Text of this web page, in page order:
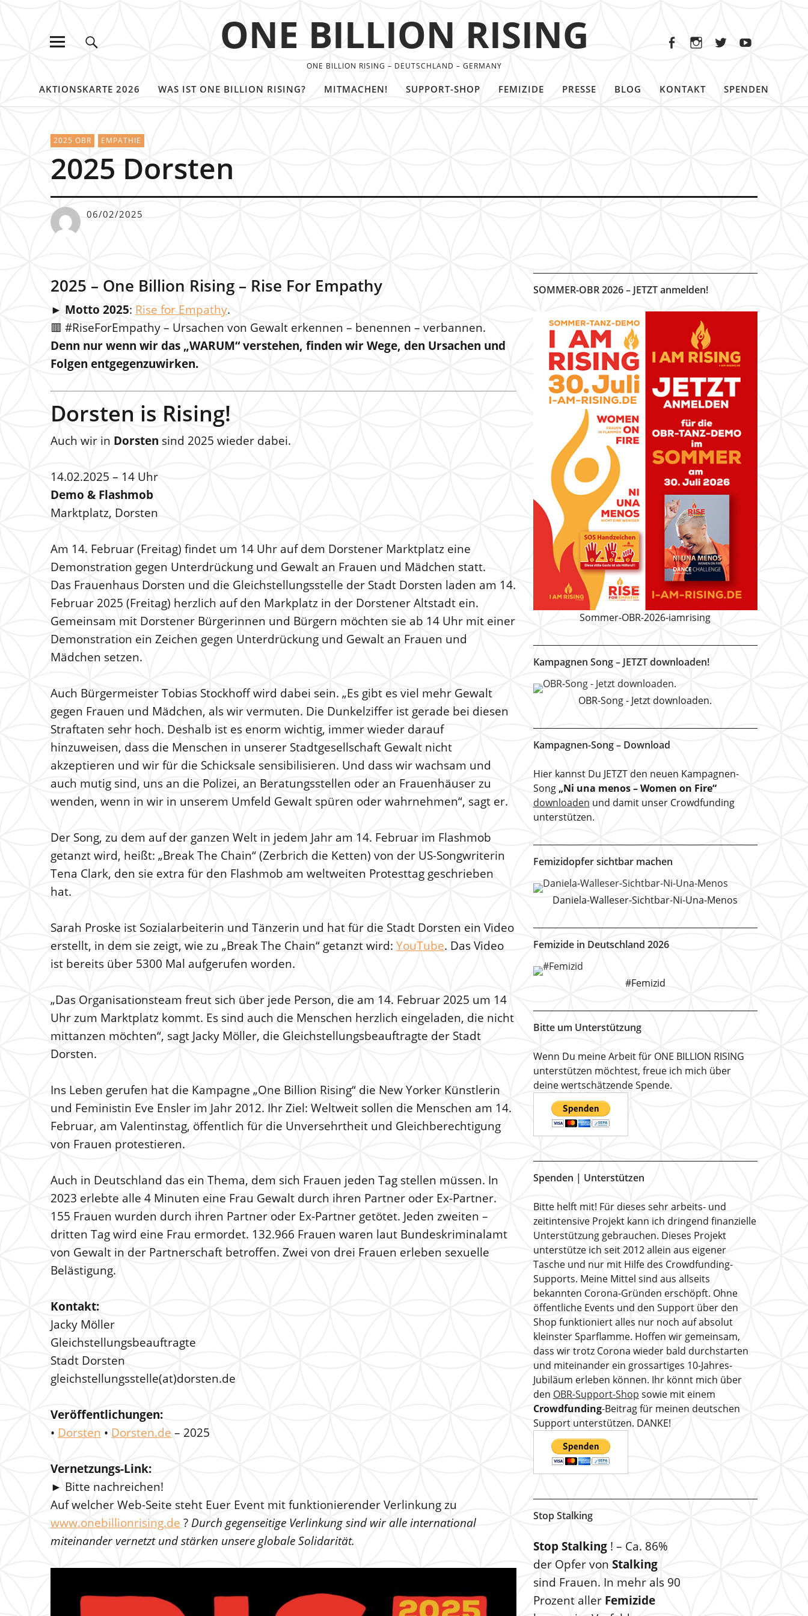
ONE BILLION RISING
ONE BILLION RISING – DEUTSCHLAND – GERMANY
AKTIONSKARTE 2026 WAS IST ONE BILLION RISING? MITMACHEN! SUPPORT-SHOP FEMIZIDE PRESSE BLOG KONTAKT SPENDEN
2025 OBR EMPATHIE
2025 Dorsten
06/02/2025
2025 – One Billion Rising – Rise For Empathy
► Motto 2025: Rise for Empathy.
🟥 #RiseForEmpathy – Ursachen von Gewalt erkennen – benennen – verbannen.
Denn nur wenn wir das „WARUM“ verstehen, finden wir Wege, den Ursachen und
Folgen entgegenzuwirken.
Dorsten is Rising!
Auch wir in Dorsten sind 2025 wieder dabei.
14.02.2025 – 14 Uhr
Demo & Flashmob
Marktplatz, Dorsten
Am 14. Februar (Freitag) findet um 14 Uhr auf dem Dorstener Marktplatz eine
Demonstration gegen Unterdrückung und Gewalt an Frauen und Mädchen statt.
Das Frauenhaus Dorsten und die Gleichstellungsstelle der Stadt Dorsten laden am 14.
Februar 2025 (Freitag) herzlich auf den Markplatz in der Dorstener Altstadt ein.
Gemeinsam mit Dorstener Bürgerinnen und Bürgern möchten sie ab 14 Uhr mit einer
Demonstration ein Zeichen gegen Unterdrückung und Gewalt an Frauen und
Mädchen setzen.
Auch Bürgermeister Tobias Stockhoff wird dabei sein. „Es gibt es viel mehr Gewalt
gegen Frauen und Mädchen, als wir vermuten. Die Dunkelziffer ist gerade bei diesen
Straftaten sehr hoch. Deshalb ist es enorm wichtig, immer wieder darauf
hinzuweisen, dass die Menschen in unserer Stadtgesellschaft Gewalt nicht
akzeptieren und wir für die Schicksale sensibilisieren. Und dass wir wachsam und
auch mutig sind, uns an die Polizei, an Beratungsstellen oder an Frauenhäuser zu
wenden, wenn in wir in unserem Umfeld Gewalt spüren oder wahrnehmen“, sagt er.
Der Song, zu dem auf der ganzen Welt in jedem Jahr am 14. Februar im Flashmob
getanzt wird, heißt: „Break The Chain“ (Zerbrich die Ketten) von der US-Songwriterin
Tena Clark, den sie extra für den Flashmob am weltweiten Protesttag geschrieben
hat.
Sarah Proske ist Sozialarbeiterin und Tänzerin und hat für die Stadt Dorsten ein Video
erstellt, in dem sie zeigt, wie zu „Break The Chain“ getanzt wird: YouTube. Das Video
ist bereits über 5300 Mal aufgerufen worden.
„Das Organisationsteam freut sich über jede Person, die am 14. Februar 2025 um 14
Uhr zum Marktplatz kommt. Es sind auch die Menschen herzlich eingeladen, die nicht
mittanzen möchten“, sagt Jacky Möller, die Gleichstellungsbeauftragte der Stadt
Dorsten.
Ins Leben gerufen hat die Kampagne „One Billion Rising“ die New Yorker Künstlerin
und Feministin Eve Ensler im Jahr 2012. Ihr Ziel: Weltweit sollen die Menschen am 14.
Februar, am Valentinstag, öffentlich für die Unversehrtheit und Gleichberechtigung
von Frauen protestieren.
Auch in Deutschland das ein Thema, dem sich Frauen jeden Tag stellen müssen. In
2023 erlebte alle 4 Minuten eine Frau Gewalt durch ihren Partner oder Ex-Partner.
155 Frauen wurden durch ihren Partner oder Ex-Partner getötet. Jeden zweiten –
dritten Tag wird eine Frau ermordet. 132.966 Frauen waren laut Bundeskriminalamt
von Gewalt in der Partnerschaft betroffen. Zwei von drei Frauen erleben sexuelle
Belästigung.
Kontakt:
Jacky Möller
Gleichstellungsbeauftragte
Stadt Dorsten
gleichstellungsstelle(at)dorsten.de
Veröffentlichungen:
• Dorsten • Dorsten.de – 2025
Vernetzungs-Link:
► Bitte nachreichen!
Auf welcher Web-Seite steht Euer Event mit funktionierender Verlinkung zu
www.onebillionrising.de ? Durch gegenseitige Verlinkung sind wir alle international
miteinander vernetzt und stärken unsere globale Solidarität.
SOMMER-OBR 2026 – JETZT anmelden!
Sommer-OBR-2026-iamrising
Kampagnen Song – JETZT downloaden!
OBR-Song - Jetzt downloaden.
Kampagnen-Song – Download
Hier kannst Du JETZT den neuen Kampagnen-
Song„Ni una menos – Women on Fire“
downloaden und damit unser Crowdfunding
unterstützen.
Femizidopfer sichtbar machen
Daniela-Walleser-Sichtbar-Ni-Una-Menos
Femizide in Deutschland 2026
#Femizid
Bitte um Unterstützung
Wenn Du meine Arbeit für ONE BILLION RISING
unterstützen möchtest, freue ich mich über
deine wertschätzende Spende.
Spenden | Unterstützen
Bitte helft mit! Für dieses sehr arbeits- und
zeitintensive Projekt kann ich dringend finanzielle
Unterstützung gebrauchen. Dieses Projekt
unterstütze ich seit 2012 allein aus eigener
Tasche und nur mit Hilfe des Crowdfunding-
Supports. Meine Mittel sind aus allseits
bekannten Corona-Gründen erschöpft. Ohne
öffentliche Events und den Support über den
Shop funktioniert alles nur noch auf absolut
kleinster Sparflamme. Hoffen wir gemeinsam,
dass wir trotz Corona wieder bald durchstarten
und miteinander ein grossartiges 10-Jahres-
Jubiläum erleben können. Ihr könnt mich über
den OBR-Support-Shop sowie mit einem
Crowdfunding-Beitrag für meinen deutschen
Support unterstützen. DANKE!
Stop Stalking
Stop Stalking! – Ca. 86%
der Opfer von Stalking
sind Frauen. In mehr als 90
Prozent aller Femizide